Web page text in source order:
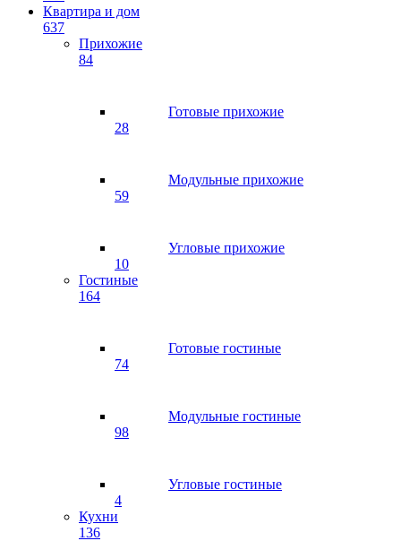
Квартира и дом
637
Прихожие
84
Готовые прихожие
28
Модульные прихожие
59
Угловые прихожие
10
Гостиные
164
Готовые гостиные
74
Модульные гостиные
98
Угловые гостиные
4
Кухни
136